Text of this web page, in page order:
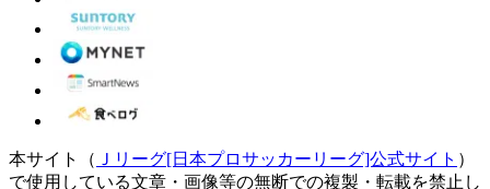
本サイト（ Ｊリーグ[日本プロサッカーリーグ]公式サイト ）
で使用している文章・画像等の無断での複製・転載を禁止し